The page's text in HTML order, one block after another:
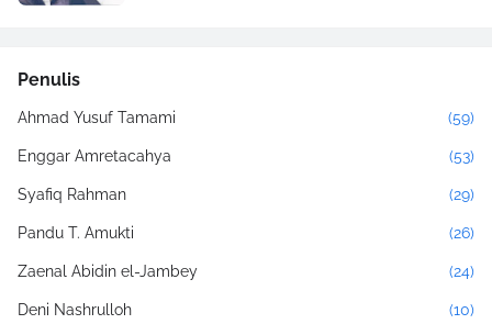
Penulis
Ahmad Yusuf Tamami (59)
Enggar Amretacahya (53)
Syafiq Rahman (29)
Pandu T. Amukti (26)
Zaenal Abidin el-Jambey (24)
Deni Nashrulloh (10)